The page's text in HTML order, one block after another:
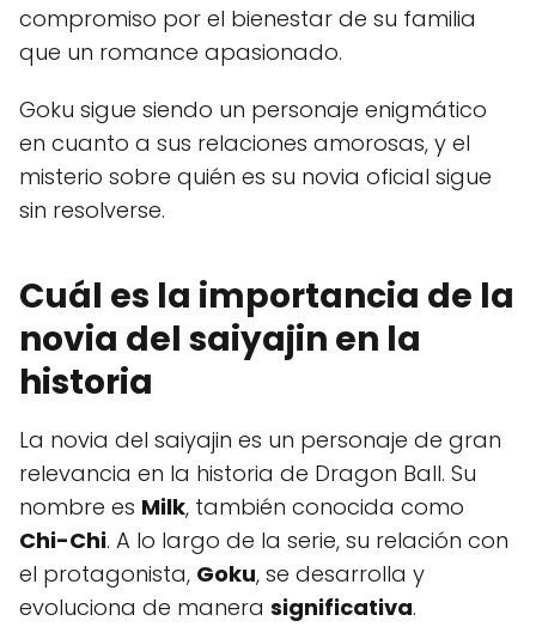
compromiso por el bienestar de su familia
que un romance apasionado.
Goku sigue siendo un personaje enigmático
en cuanto a sus relaciones amorosas, y el
misterio sobre quién es su novia oficial sigue
sin resolverse.
Cuál es la importancia de la
novia del saiyajin en la
historia
La novia del saiyajin es un personaje de gran
relevancia en la historia de Dragon Ball. Su
nombre es Milk, también conocida como
Chi-Chi. A lo largo de la serie, su relación con
el protagonista, Goku, se desarrolla y
evoluciona de manera significativa.